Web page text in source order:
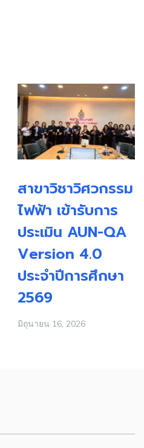
สาขาวิชาวิศวกรรม
ไฟฟ้า เข้ารับการ
ประเมิน AUN-QA
Version 4.0
ประจำปีการศึกษา
2569
มิถุนายน 16, 2026